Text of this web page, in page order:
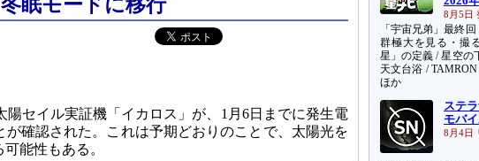
陽セイル実証機「イカロス」が、1月6日までに発生電
確認された。これは予期どおりのことで、太陽光を
能性もある。
8月5日
「宇宙兄弟」最終
群極大を見る・撮
星」の定義 / 星空の
天文台浴 / TAMRON
ほか
ステ
モバ
8月4日